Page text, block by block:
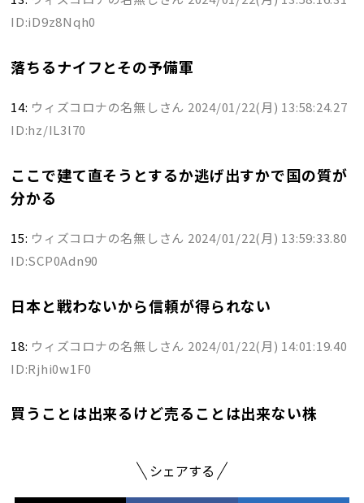
ID:iD9z8Nqh0
落ちるナイフとその予備軍
14: ウィズコロナの名無しさん 2024/01/22(月) 13:58:24.27
ID:hz/IL3l70
ここで建て直そうとするか逃げ出すかで国の質が
分かる
15: ウィズコロナの名無しさん 2024/01/22(月) 13:59:33.80
ID:SCP0Adn90
日本と戦わないから信頼が得られない
18: ウィズコロナの名無しさん 2024/01/22(月) 14:01:19.40
ID:Rjhi0w1F0
買うことは出来るけど売ることは出来ない株
シェアする